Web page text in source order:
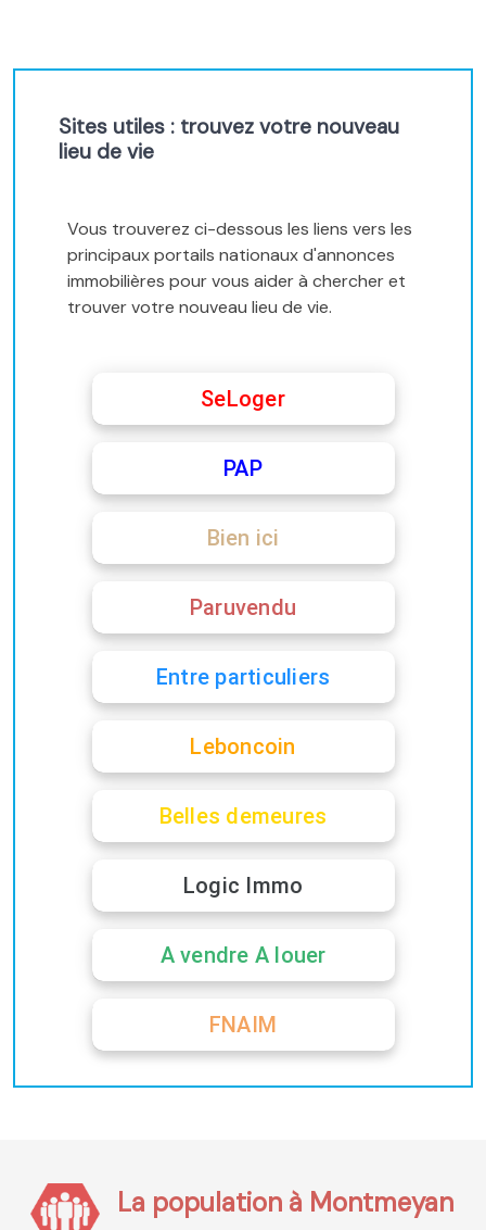
Sites utiles : trouvez votre nouveau
lieu de vie
Vous trouverez ci-dessous les liens vers les
principaux portails nationaux d'annonces
immobilières pour vous aider à chercher et
trouver votre nouveau lieu de vie.
SeLoger
PAP
Bien ici
Paruvendu
Entre particuliers
Leboncoin
Belles demeures
Logic Immo
A vendre A louer
FNAIM
La population à Montmeyan